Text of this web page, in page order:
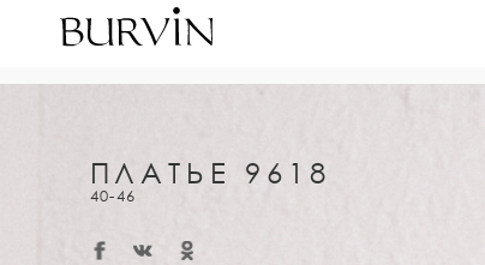
ПЛАТЬЕ 9618
40-46